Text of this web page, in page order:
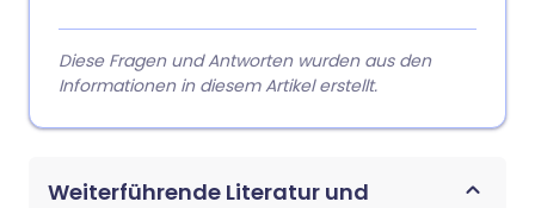
Diese Fragen und Antworten wurden aus den
Informationen in diesem Artikel erstellt.
Weiterführende Literatur und